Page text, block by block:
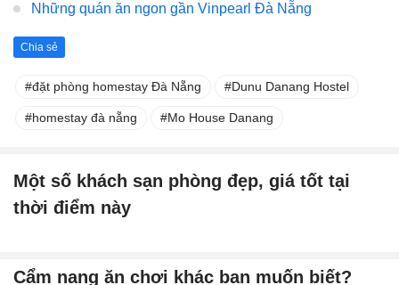
Những quán ăn ngon gần Vinpearl Đà Nẵng
Chia sẻ
đặt phòng homestay Đà Nẵng Dunu Danang Hostel
homestay đà nẵng Mo House Danang
Một số khách sạn phòng đẹp, giá tốt tại
thời điểm này
Cẩm nang ăn chơi khác bạn muốn biết?